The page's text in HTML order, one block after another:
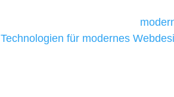
Technologien für modernes